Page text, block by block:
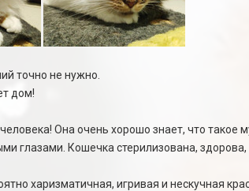
точно не нужно.
дом!
Она очень хорошо знает, что такое
глазами. Кошечка стерилизована,
харизматичная, игривая и нескучная